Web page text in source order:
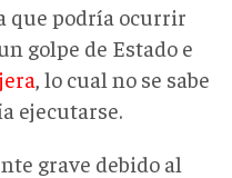
que podría ocurrir
golpe de Estado e
, lo cual no se sabe
ejecutarse.
grave debido al